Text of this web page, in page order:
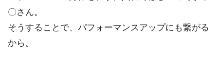
〇さん。
そうすることで、パフォーマンスアップにも繋がる
から。